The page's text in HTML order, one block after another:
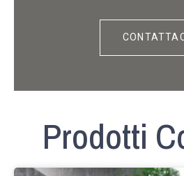
Prodotti